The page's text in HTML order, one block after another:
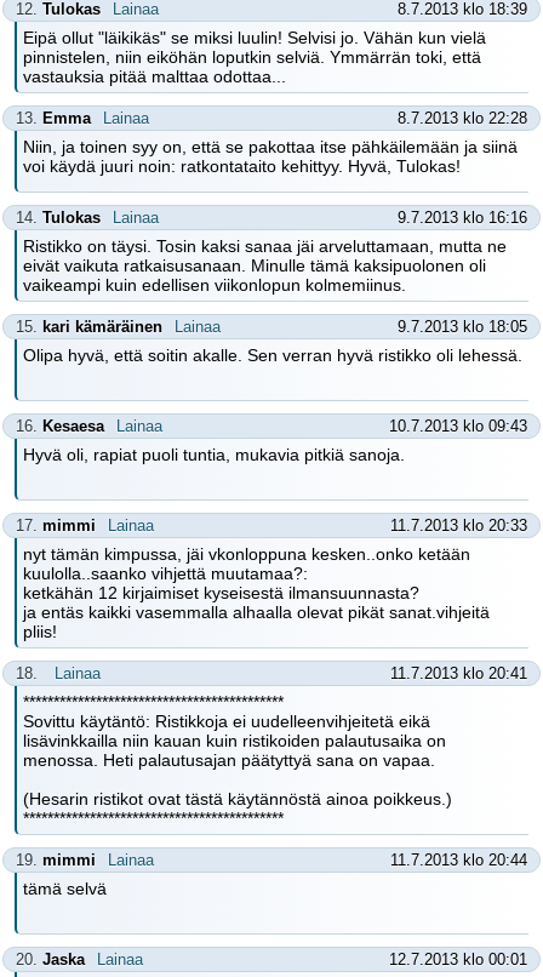
12. Tulokas Lainaa 8.7.2013 klo 18:39
Eipä ollut "läikikäs" se miksi luulin! Selvisi jo. Vähän kun vielä
pinnistelen, niin eiköhän loputkin selviä. Ymmärrän toki, että
vastauksia pitää malttaa odottaa...
13. Emma Lainaa 8.7.2013 klo 22:28
Niin, ja toinen syy on, että se pakottaa itse pähkäilemään ja siinä
voi käydä juuri noin: ratkontataito kehittyy. Hyvä, Tulokas!
14. Tulokas Lainaa 9.7.2013 klo 16:16
Ristikko on täysi. Tosin kaksi sanaa jäi arveluttamaan, mutta ne
eivät vaikuta ratkaisusanaan. Minulle tämä kaksipuolonen oli
vaikeampi kuin edellisen viikonlopun kolmemiinus.
15. kari kämäräinen Lainaa 9.7.2013 klo 18:05
Olipa hyvä, että soitin akalle. Sen verran hyvä ristikko oli lehessä.
16. Kesaesa Lainaa 10.7.2013 klo 09:43
Hyvä oli, rapiat puoli tuntia, mukavia pitkiä sanoja.
17. mimmi Lainaa 11.7.2013 klo 20:33
nyt tämän kimpussa, jäi vkonloppuna kesken..onko ketään
kuulolla..saanko vihjettä muutamaa?:
ketkähän 12 kirjaimiset kyseisestä ilmansuunnasta?
ja entäs kaikki vasemmalla alhaalla olevat pikät sanat.vihjeitä
pliis!
18. Lainaa 11.7.2013 klo 20:41
*******************************************
Sovittu käytäntö: Ristikkoja ei uudelleenvihjeitetä eikä
lisävinkkailla niin kauan kuin ristikoiden palautusaika on
menossa. Heti palautusajan päätyttyä sana on vapaa.
(Hesarin ristikot ovat tästä käytännöstä ainoa poikkeus.)
*******************************************
19. mimmi Lainaa 11.7.2013 klo 20:44
tämä selvä
20. Jaska Lainaa 12.7.2013 klo 00:01